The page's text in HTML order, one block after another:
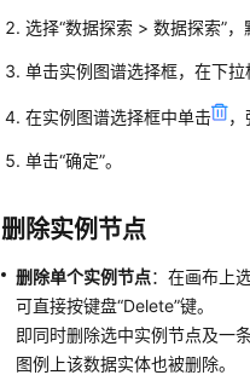
选择“数据探索 >数据探索”，
单击实例图谱选择框，在下拉
在实例图谱选择框中单击 ，
单击“确定”。
删除实例节点
删除单个实例节点：在画布上
可直接按键盘“Delete”键。
即同时删除选中实例节点及一
图例上该数据实体也被删除。